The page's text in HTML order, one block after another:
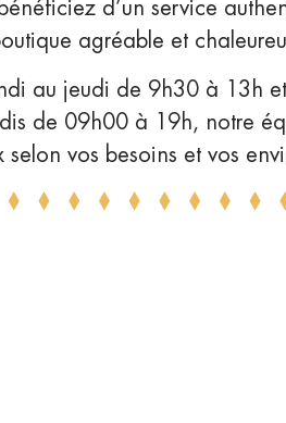
d’un service
agréable et
au jeudi de 9h30 à 13h
de 09h00 à 19h, notre
selon vos besoins et vos